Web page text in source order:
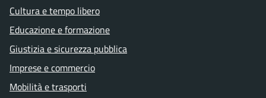
Cultura e tempo libero
Educazione e formazione
Giustizia e sicurezza pubblica
Imprese e commercio
Mobilità e trasporti